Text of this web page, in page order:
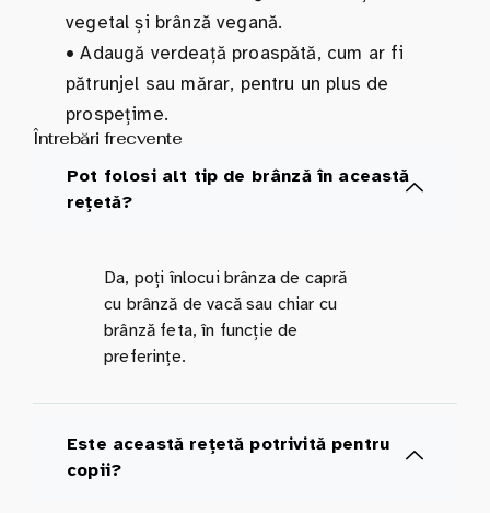
vegetal și brânză vegană.
• Adaugă verdeață proaspătă, cum ar fi
pătrunjel sau mărar, pentru un plus de
prospețime.
Întrebări frecvente
Pot folosi alt tip de brânză în această
rețetă?
Da, poți înlocui brânza de capră
cu brânză de vacă sau chiar cu
brânză feta, în funcție de
preferințe.
Este această rețetă potrivită pentru
copii?